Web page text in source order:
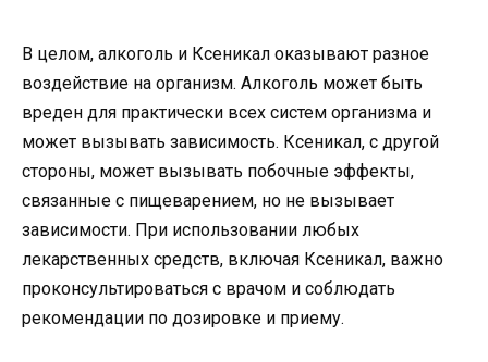
В целом, алкоголь и Ксеникал оказывают разное
воздействие на организм. Алкоголь может быть
вреден для практически всех систем организма и
может вызывать зависимость. Ксеникал, с другой
стороны, может вызывать побочные эффекты,
связанные с пищеварением, но не вызывает
зависимости. При использовании любых
лекарственных средств, включая Ксеникал, важно
проконсультироваться с врачом и соблюдать
рекомендации по дозировке и приему.